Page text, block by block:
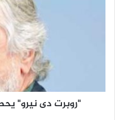
النجمة"روبرت دى نيرو"